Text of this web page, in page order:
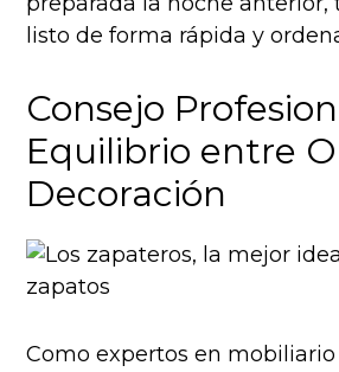
listo de forma rápida y
Consejo
Equilibrio entre
Decoración
Como expertos en mobiliario